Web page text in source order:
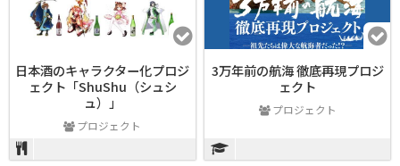
日本酒のキャラクター化プロジ
ェクト「ShuShu（シュシ
ュ）」
プロジェクト
3万年前の航海 徹底再現プロジ
ェクト
プロジェクト